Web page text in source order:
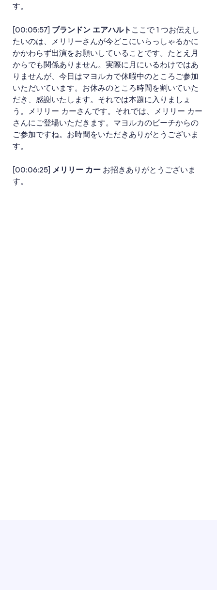
す。
[00:05:57] ブランドン エアハルト ここで 1 つお伝えし
たいのは、メリリーさんが今どこにいらっしゃるかに
かかわらず出演をお願いしていることです。たとえ月
からでも関係ありません。実際に月にいるわけではあ
りませんが、今日はマヨルカで休暇中のところご参加
いただいています。お休みのところ時間を割いていた
だき、感謝いたします。それでは本題に入りましょ
う。メリリー カーさんです。それでは、メリリー カー
さんにご登場いただきます。マヨルカのビーチからの
ご参加ですね。お時間をいただきありがとうございま
す。
[00:06:25] メリリー カー お招きありがとうございま
す。